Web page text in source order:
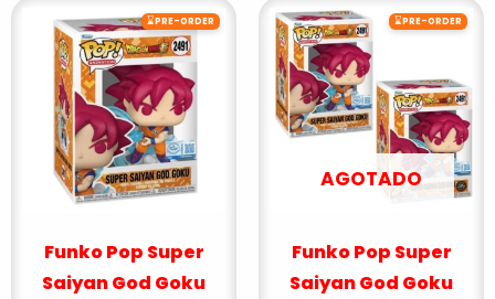
⌛PRE-ORDER
Funko Pop Super
Saiyan God Goku
⌛PRE-ORDER
AGOTADO
Funko Pop Super
Saiyan God Goku